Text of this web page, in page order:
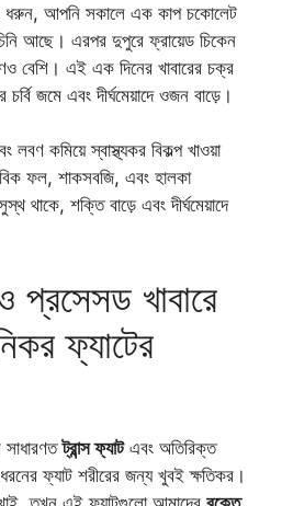
ধরুন, আপনি সকালে এক কাপ চকোলেট
আছে। এরপর দুপুরে ফ্রায়েড চিকেন
বেশি। এই এক দিনের খাবারের চক্র
জমে এবং দীর্ঘমেয়াদে ওজন বাড়ে।
লবণ কমিয়ে স্বাস্থ্যকর বিকল্প খাওয়া
ফল, শাকসবজি, এবং হালকা
থাকে, শক্তি বাড়ে এবং দীর্ঘমেয়াদে
খাবারে
ফ্যাটের
সাধারণতট্রান্স ফ্যাটএবং অতিরিক্ত
ফ্যাট শরীরের জন্য খুবই ক্ষতিকর।